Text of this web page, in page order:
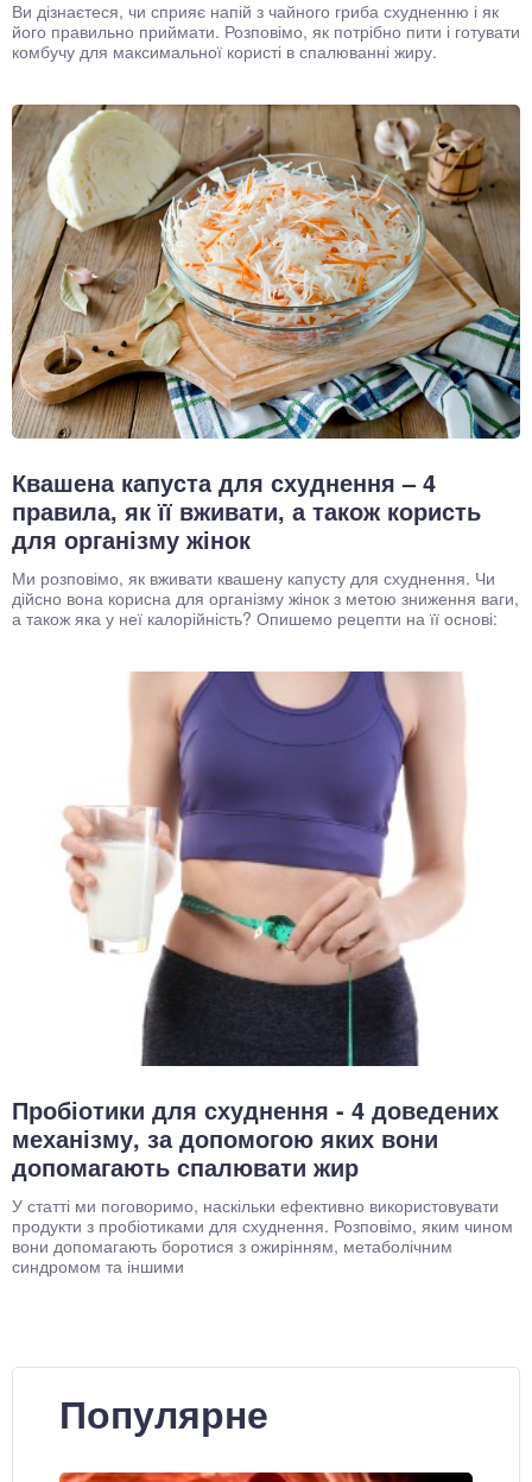
Ви дізнаєтеся, чи сприяє напій з чайного гриба схудненню і як
його правильно приймати. Розповімо, як потрібно пити і готувати
комбучу для максимальної користі в спалюванні жиру.
Квашена капуста для схуднення – 4
правила, як її вживати, а також користь
для організму жінок
Ми розповімо, як вживати квашену капусту для схуднення. Чи
дійсно вона корисна для організму жінок з метою зниження ваги,
а також яка у неї калорійність? Опишемо рецепти на її основі:
Пробіотики для схуднення - 4 доведених
механізму, за допомогою яких вони
допомагають спалювати жир
У статті ми поговоримо, наскільки ефективно використовувати
продукти з пробіотиками для схуднення. Розповімо, яким чином
вони допомагають боротися з ожирінням, метаболічним
синдромом та іншими
Популярне